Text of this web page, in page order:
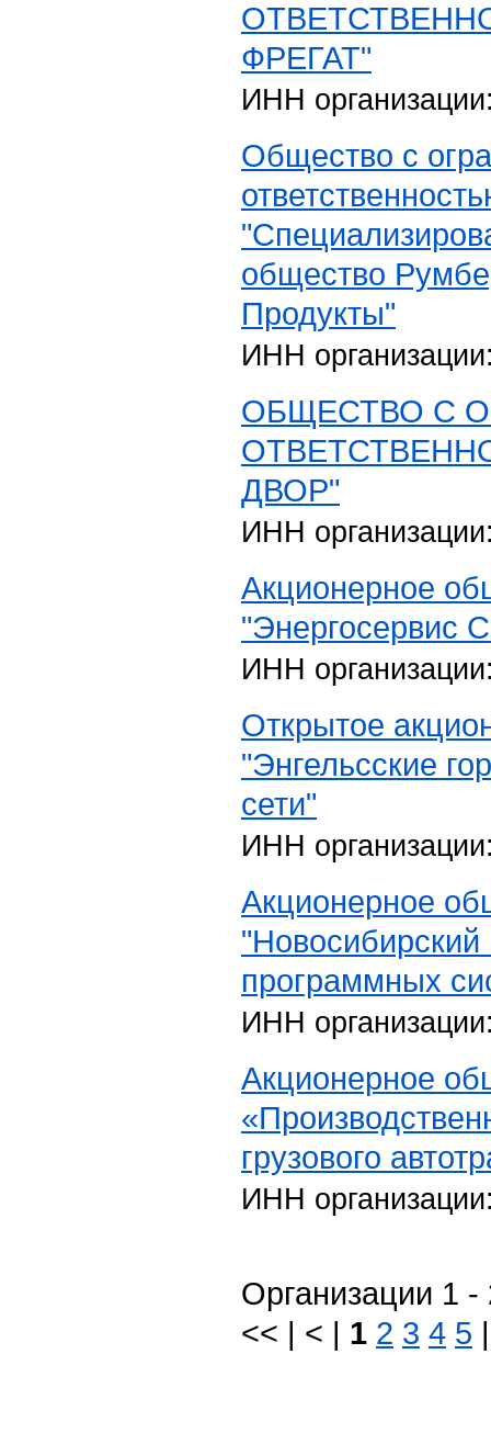
ФРЕГАТ"
ИНН
Общество с
общество
Продукты"
ИНН
ОБЩЕСТВО С
ДВОР"
ИНН
Акционерное
"Энергосервис
ИНН
Открытое
"Энгельсские
сети"
ИНН
Акционерное
"Новосибирский
программных
ИНН
Акционерное
грузового
ИНН
Организации 1 -
<< | < | 1 2 3 4 5